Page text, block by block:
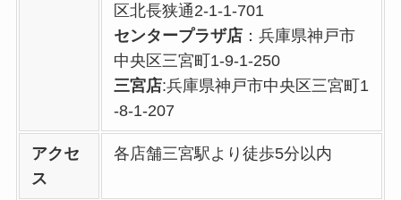
区北長狭通2-1-1-701
センタープラザ店 ：兵庫県神戸市
中央区三宮町1-9-1-250
三宮店:兵庫県神戸市中央区三宮町1
-8-1-207
アクセ
ス
各店舗三宮駅より徒歩5分以内